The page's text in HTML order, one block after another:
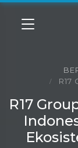
R17
R17